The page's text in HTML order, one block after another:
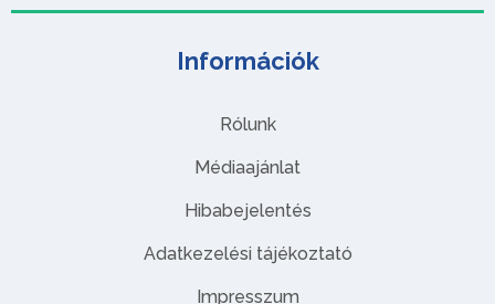
Információk
Rólunk
Médiaajánlat
Hibabejelentés
Adatkezelési tájékoztató
Impresszum